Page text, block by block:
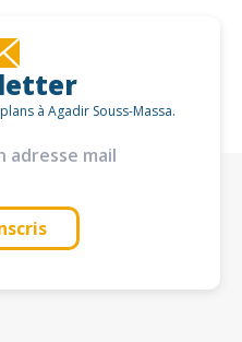
à Agadir Souss-Massa.